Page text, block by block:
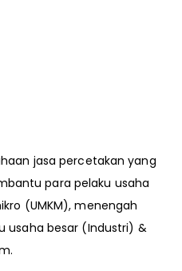
jasa percetakan yang
para pelaku usaha
(UMKM), menengah
usaha besar (Industri) &